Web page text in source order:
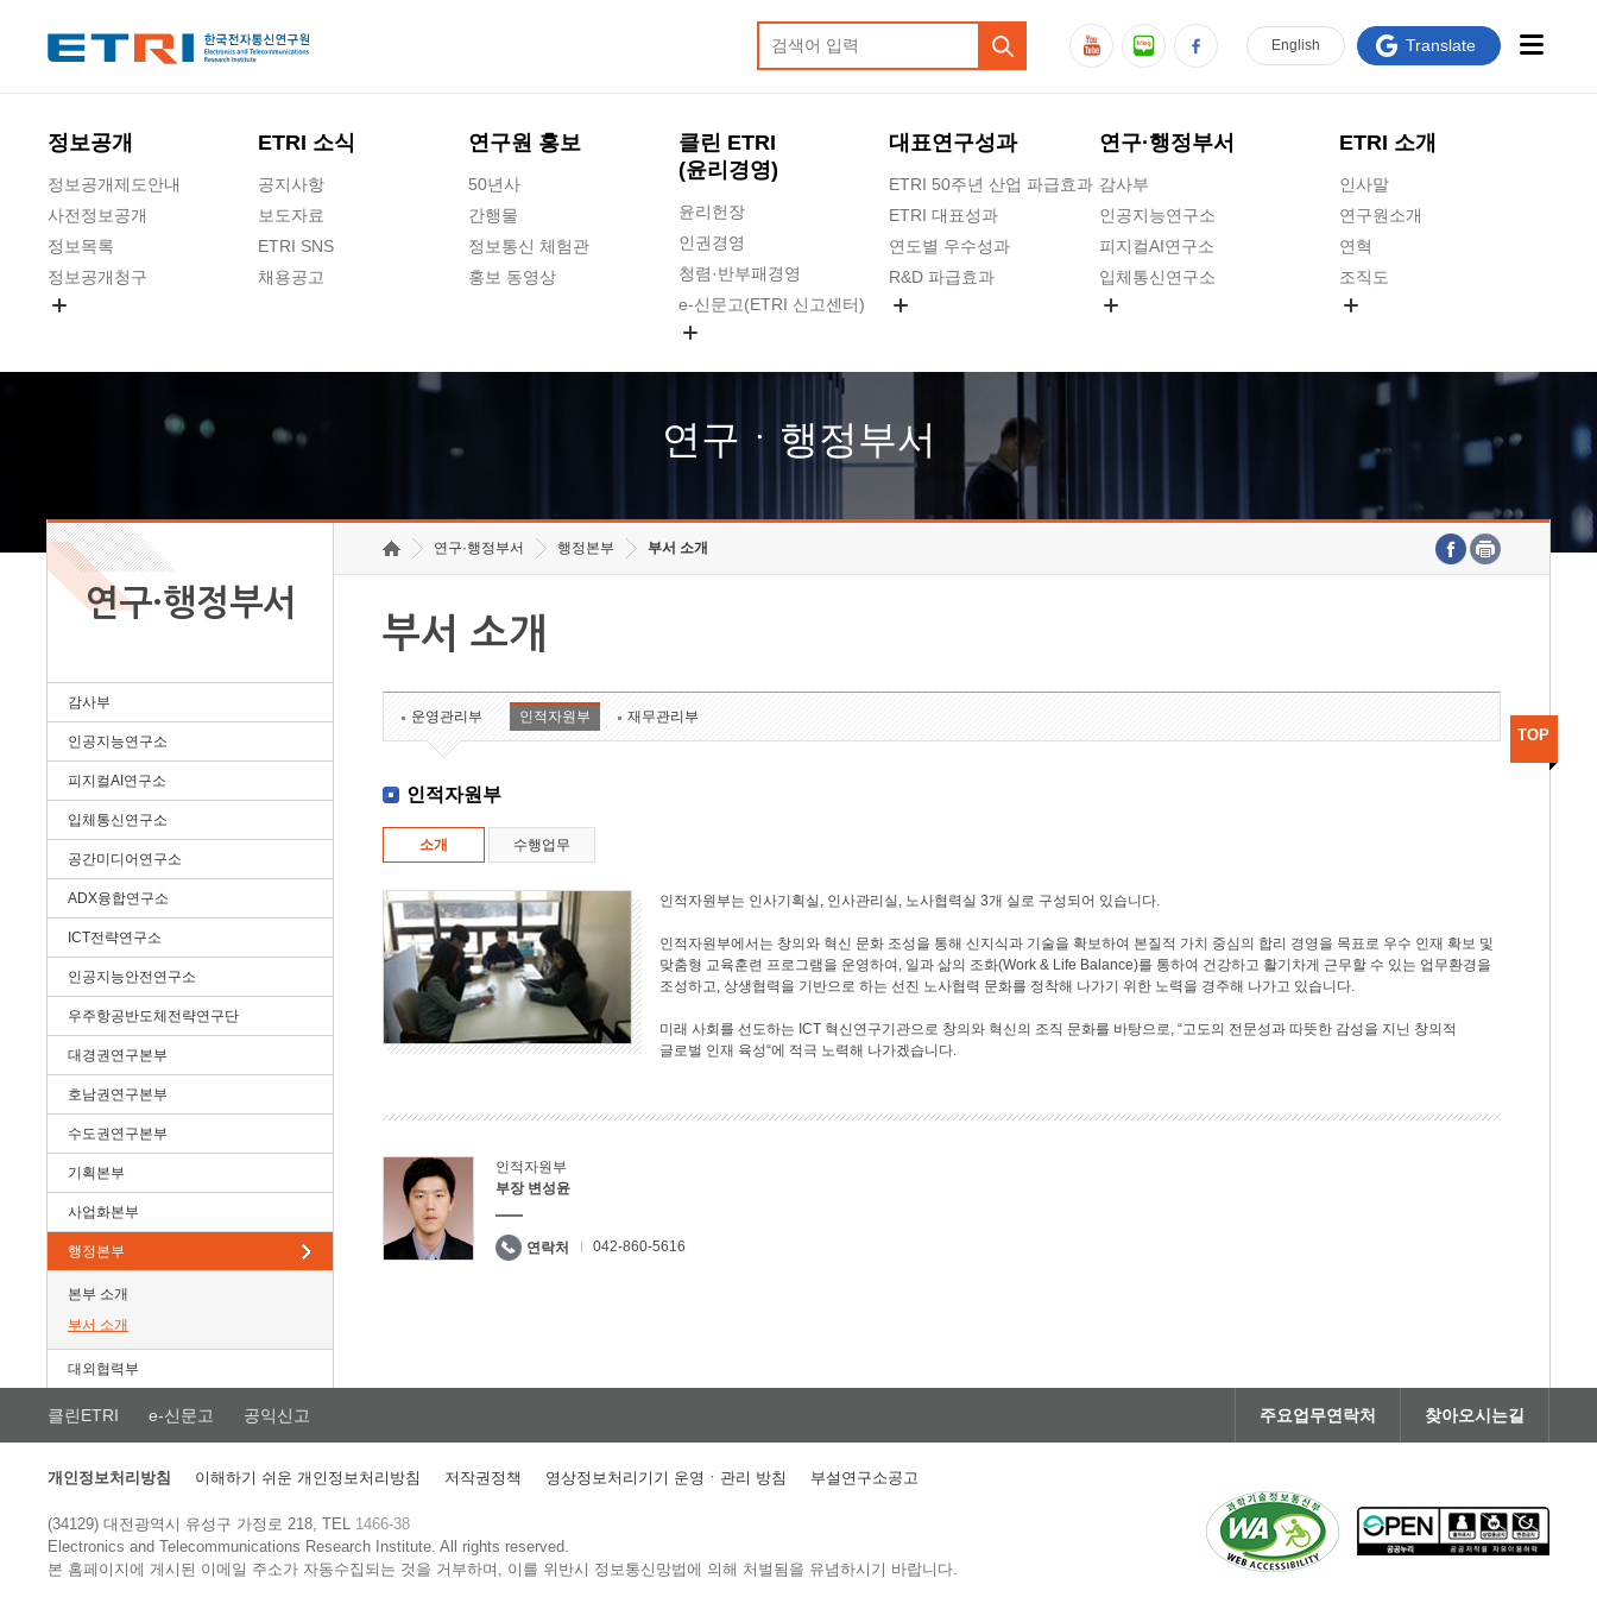
정보공개
정보공개제도안내
사전정보공개
정보목록
정보공개청구
ETRI 소식
공지사항
보도자료
ETRI SNS
채용공고
연구원 홍보
50년사
간행물
정보통신 체험관
홍보 동영상
클린 ETRI
(윤리경영)
윤리헌장
인권경영
청렴·반부패경영
e-신문고(ETRI 신고센터)
고객의소리
수의계약 현황
대표연구성과
ETRI 50주년 산업 파급효과
ETRI 대표성과
연도별 우수성과
R&D 파급효과
연구·행정부서
감사부
인공지능연구소
피지컬AI연구소
입체통신연구소
호남권연구본부
기획본부
ETRI 소개
인사말
연구원소개
연혁
조직도
연구원 고객헌장
주요업무연락처
English Translate
연구ㆍ행정부서
연구·행정부서
감사부
인공지능연구소
피지컬AI연구소
입체통신연구소
공간미디어연구소
ADX융합연구소
ICT전략연구소
인공지능안전연구소
우주항공반도체전략연구단
대경권연구본부
호남권연구본부
수도권연구본부
기획본부
사업화본부
행정본부
본부 소개
부서 소개
대외협력부
연구·행정부서 행정본부 부서 소개
부서 소개
운영관리부 인적자원부 재무관리부
인적자원부
소개 수행업무
인적자원부는 인사기획실, 인사관리실, 노사협력실 3개 실로 구성되어 있습니다.
인적자원부에서는 창의와 혁신 문화 조성을 통해 신지식과 기술을 확보하여 본질적 가치 중심의 합리 경영을 목표로 우수 인재 확보 및
맞춤형 교육훈련 프로그램을 운영하여, 일과 삶의 조화(Work & Life Balance)를 통하여 건강하고 활기차게 근무할 수 있는 업무환경을
조성하고, 상생협력을 기반으로 하는 선진 노사협력 문화를 정착해 나가기 위한 노력을 경주해 나가고 있습니다.
미래 사회를 선도하는 ICT 혁신연구기관으로 창의와 혁신의 조직 문화를 바탕으로, “고도의 전문성과 따뜻한 감성을 지닌 창의적
글로벌 인재 육성“에 적극 노력해 나가겠습니다.
인적자원부
부장 변성윤
연락처 042-860-5616
TOP
클린ETRI e-신문고 공익신고 주요업무연락처 찾아오시는길
개인정보처리방침 이해하기 쉬운 개인정보처리방침 저작권정책 영상정보처리기기 운영ㆍ관리 방침 부설연구소공고
(34129) 대전광역시 유성구 가정로 218, TEL 1466-38
Electronics and Telecommunications Research Institute.All rights reserved.
본 홈페이지에 게시된 이메일 주소가 자동수집되는 것을 거부하며, 이를 위반시 정보통신망법에 의해 처벌됨을 유념하시기 바랍니다.